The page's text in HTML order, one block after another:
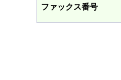
ファックス番号